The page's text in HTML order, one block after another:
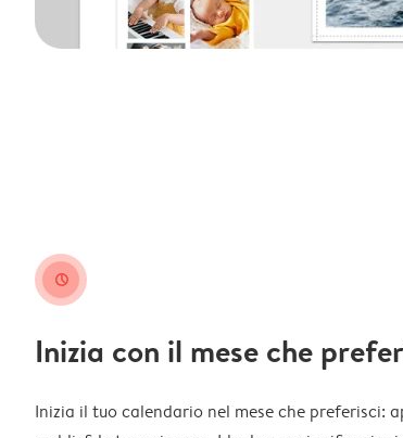
clock
Inizia con il mese che
Inizia il tuo calendario nel mese che preferisci: